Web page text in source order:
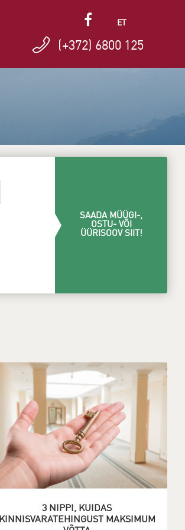
(+372) 6800 125
ET
SAADA MÜÜGI-,
OSTU- VÕI
ÜÜRISOOV SIIT!
3 NIPPI, KUIDAS
KINNISVARATEHINGUST MAKSIMUM